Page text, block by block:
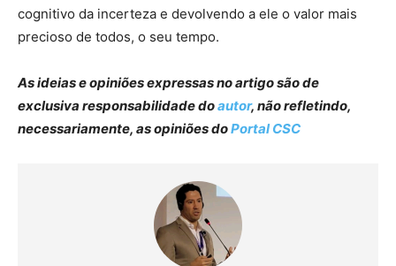
cognitivo da incerteza e devolvendo a ele o valor mais
precioso de todos, o seu tempo.
As ideias e opiniões expressas no artigo são de
exclusiva responsabilidade doautor, não refletindo,
necessariamente, as opiniões doPortal CSC